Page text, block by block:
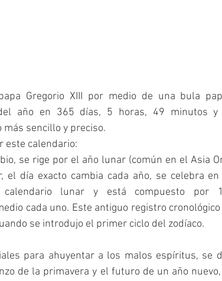
Gregorio XIII por medio de una bula
año en 365 días, 5 horas, 49 minutos y
sencillo y preciso.
este calendario:
se rige por el año lunar (común en el Asia
el día exacto cambia cada año, se celebra
lunar y está compuesto por
cada uno. Este antiguo registro
se introdujo el primer ciclo del zodíaco.
para ahuyentar a los malos espíritus, se
de la primavera y el futuro de un año